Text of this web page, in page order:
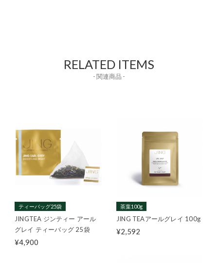
RELATED ITEMS
- 関連商品 -
ティーバッグ25袋
JINGTEA ジンティー アール
グレイ ティーバッグ 25袋
¥4,900
茶葉100g
JING TEAアールグレイ 100g
¥2,592